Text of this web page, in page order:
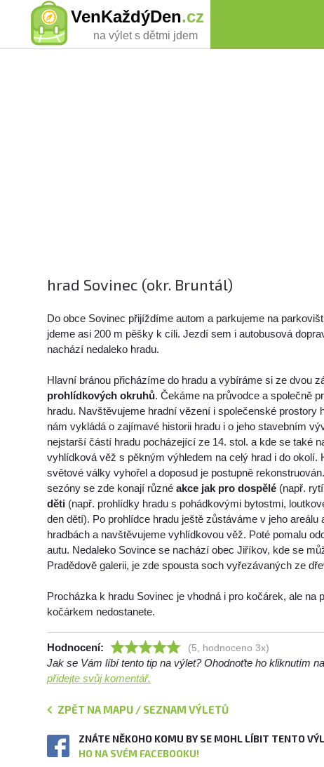
VenKaždýDen.cz
na výlet s dětmi jdem
hrad Sovinec (okr. Bruntál)
Do obce Sovinec přijíždíme autom a parkujeme na
jdeme asi 200 m pěšky k cíli. Jezdí sem i autobusová
nachází nedaleko hradu.
Hlavní bránou přicházíme do hradu a vybíráme si ze dvou
prohlídkových okruhů. Čekáme na průvodce a společně
hradu. Navštěvujeme hradní vězení i společenské prostory
nám vykládá o zajímavé historii hradu i o jeho stavebním
nejstarší částí hradu pocházející ze 14. stol. a kde se také
vyhlídková věž s pěkným výhledem na celý hrad i do okolí.
světové války vyhořel a doposud je postupně
sezóny se zde konají různéakce jak pro dospělé (např.
děti (např. prohlídky hradu s pohádkovými bytostmi,
den dětí). Po prohlídce hradu ještě zůstáváme v jeho areálu
hradbách a navštěvujeme vyhlídkovou věž. Poté pomalu
autu. Nedaleko Sovince se nachází obec Jiříkov, kde se
Pradědově galerii, je zde spousta soch vyřezávaných ze
Procházka k hradu Sovinec je vhodná i pro kočárek, ale na
kočárkem nedostanete.
Hodnocení: (5, hodnoceno 3x)
Jak se Vám líbí tento tip na výlet? Ohodnoťte ho kliknutím
přidejte svůj komentář.
ZPĚT NA MAPU / SEZNAM VÝLETŮ
ZNÁTE NĚKOHO KOMU BY SE MOHL LÍBIT TENTO
HO NA SVÉM FACEBOOKU!